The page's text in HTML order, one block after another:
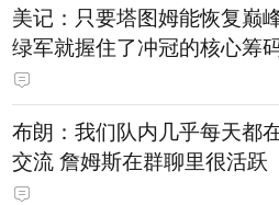
美记：只要塔图姆能恢复巅
绿军就握住了冲冠的核心筹
布朗：我们队内几乎每天都
交流 詹姆斯在群聊里很活跃